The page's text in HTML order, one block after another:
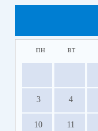
пн вт
3 4
10 11